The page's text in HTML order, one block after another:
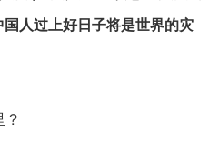
国人过上好日子将是世界的灾